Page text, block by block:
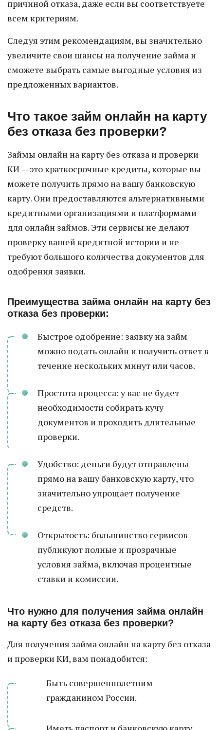
причиной отказа, даже если вы соответствуете
всем критериям.
Следуя этим рекомендациям, вы значительно
увеличите свои шансы на получение займа и
сможете выбрать самые выгодные условия из
предложенных вариантов.
Что такое займ онлайн на карту
без отказа без проверки?
Займы онлайн на карту без отказа и проверки
КИ — это краткосрочные кредиты, которые вы
можете получить прямо на вашу банковскую
карту. Они предоставляются альтернативными
кредитными организациями и платформами
для онлайн займов. Эти сервисы не делают
проверку вашей кредитной истории и не
требуют большого количества документов для
одобрения заявки.
Преимущества займа онлайн на карту без
отказа без проверки:
Быстрое одобрение: заявку на займ
можно подать онлайн и получить ответ в
течение нескольких минут или часов.
Простота процесса: у вас не будет
необходимости собирать кучу
документов и проходить длительные
проверки.
Удобство: деньги будут отправлены
прямо на вашу банковскую карту, что
значительно упрощает получение
средств.
Открытость: большинство сервисов
публикуют полные и прозрачные
условия займа, включая процентные
ставки и комиссии.
Что нужно для получения займа онлайн
на карту без отказа без проверки?
Для получения займа онлайн на карту без отказа
и проверки КИ, вам понадобится:
Быть совершеннолетним
гражданином России.